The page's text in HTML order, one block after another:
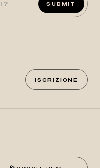
SUBMIT
ISCRIZIONE